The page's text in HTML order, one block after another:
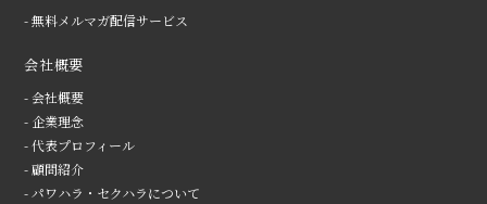
- 無料メルマガ配信サービス
会社概要
- 会社概要
- 企業理念
- 代表プロフィール
- 顧問紹介
- パワハラ・セクハラについて